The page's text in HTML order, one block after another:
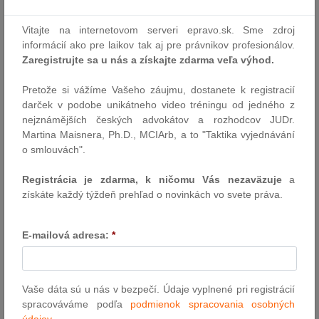
zákona nedostala.
Prezident podpísal novelu zvyšujúcu platy zamestnancov v
školstve
platov pedagogických a odborných zamestnancov školstva.
Podpísal novely zákona o odmeňovaní niektorých zamestnancov
pri výkone práce vo verejnom záujme a zákona o pedagogických
a odborných zamestnancoch. Od 1. septembra 2025 sa tarifné
platy učiteľov materských, základných a stredných škôl, ako aj
ďalších 5%. U vysokoškolských učiteľov a výskumných
pracovníkov ide o zvýšenie o 7% od septembra a ďalších 7% od
osobitnú stupnicu platových taríf. Zmeny tiež umožnia riaditeľom
príplatky.
Inšpekcia obvinila dvoch exvyšetrovateľov NAKA zo
zneužitia právomoci
Vitajte na internetovom serveri epravo.sk. Sme zdroj
informácií ako pre laikov tak aj pre právnikov profesionálov.
Zaregistrujte sa u nás a získajte zdarma veľa výhod.
Pretože si vážíme Vašeho záujmu, dostanete k registracií
darček v podobe unikátneho video tréningu od jedného z
nejznámějších českých advokátov a rozhodcov JUDr.
Martina Maisnera, Ph.D., MCIArb, a to "Taktika vyjednávání
o smlouvách".
Registrácia je zdarma, k ničomu Vás nezaväzujea
získáte každý týždeň prehľad o novinkách vo svete práva.
E-mailová adresa: *
Vaše dáta sú u nás v bezpečí. Údaje vyplnené pri registrácií
spracováváme podľa podmienok spracovania osobných